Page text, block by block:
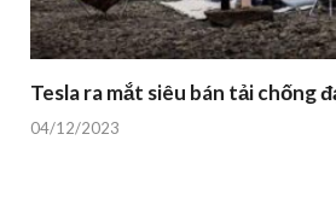
Tesla ra mắt siêu bán tải chống
04/12/2023